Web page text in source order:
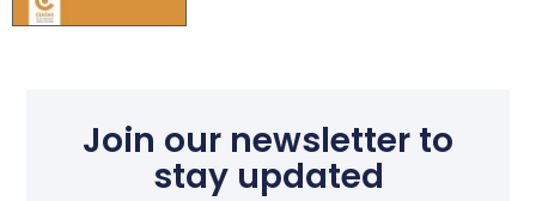
Join our newsletter to
stay updated